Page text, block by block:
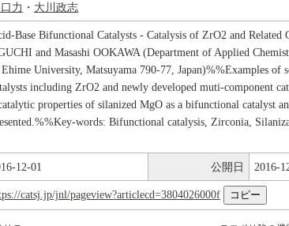
力 ・ 大川政志
Base Bifunctional Catalysts - Catalysis of ZrO2 and Related
and Masashi OOKAWA (Department of Applied
University, Matsuyama 790-77, Japan)%%Examples of
including ZrO2 and newly developed muti-component
properties of silanized MgO as a bifunctional catalyst
words: Bifunctional catalysis, Zirconia,
12-01 公開日 2016-
catsj.jp/jnl/pageview?articlecd=3804026000f